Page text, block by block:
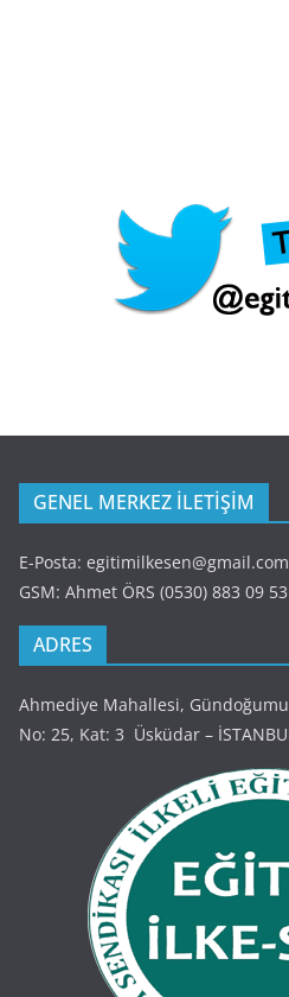
GENEL MERKEZ İLETİŞİM
E-Posta: egitimilkesen@gmail.com
GSM: Ahmet ÖRS (0530) 883 09 53
ADRES
Ahmediye Mahallesi,
No: 25, Kat: 3 Üsküdar –